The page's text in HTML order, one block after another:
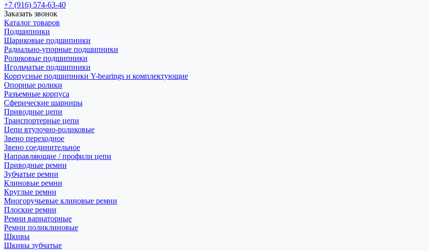
+7 (916) 574-63-40
Заказать звонок
Каталог товаров
Подшипники
Шариковые подшипники
Радиально-упорные подшипники
Роликовые подшипники
Игольчатые подшипники
Корпусные подшипники Y-bearings и комплектующие
Опорные ролики
Разъемные корпуса
Сферические шарниры
Приводные цепи
Транспортерные цепи
Цепи втулочно-роликовые
Звено переходное
Звено соединительное
Направляющие / профили цепи
Приводные ремни
Зубчатые ремни
Клиновые ремни
Круглые ремни
Многоручьевые клиновые ремни
Плоские ремни
Ремни вариаторные
Ремни поликлиновые
Шкивы
Шкивы зубчатые